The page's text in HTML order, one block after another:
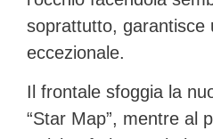
soprattutto, garantisce
eccezionale.
Il frontale sfoggia la
“Star Map”, mentre al